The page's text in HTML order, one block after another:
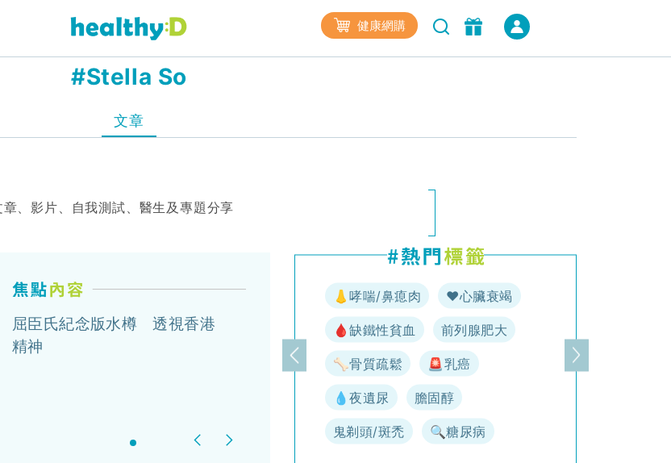
健康網購
#Stella So
文章
、影片、自我測試、醫生及專題分享
屈臣氏紀念版水樽 透視香港
精神
Previous
上一頁
👃哮喘/鼻瘜肉 ♥️心臟衰竭
🩸缺鐵性貧血 前列腺肥大
🦴骨質疏鬆 🚨乳癌
💧夜遺尿 膽固醇
鬼剃頭/斑禿 🔍糖尿病
下一頁